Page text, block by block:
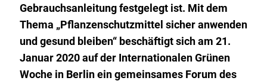
Gebrauchsanleitung festgelegt ist. Mit dem
Thema „Pflanzenschutzmittel sicher anwenden
und gesund bleiben“ beschäftigt sich am 21.
Januar 2020 auf der Internationalen Grünen
Woche in Berlin ein gemeinsames Forum des